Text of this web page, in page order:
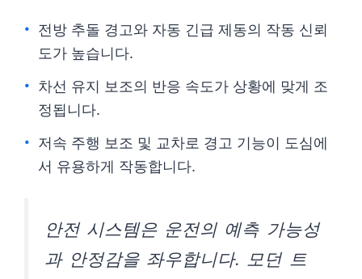
전방 추돌 경고와 자동 긴급 제동의 작동 신뢰
도가 높습니다.
차선 유지 보조의 반응 속도가 상황에 맞게 조
정됩니다.
저속 주행 보조 및 교차로 경고 기능이 도심에
서 유용하게 작동합니다.
안전 시스템은 운전의 예측 가능성
과 안정감을 좌우합니다. 모던 트